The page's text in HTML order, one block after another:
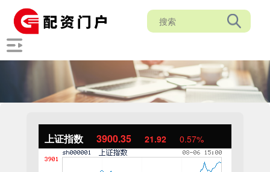
上证指数 3900.35 21.92 0.57%